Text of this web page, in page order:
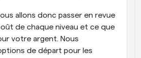
allons donc passer en revue
de chaque niveau et ce que
votre argent. Nous
de départ pour les